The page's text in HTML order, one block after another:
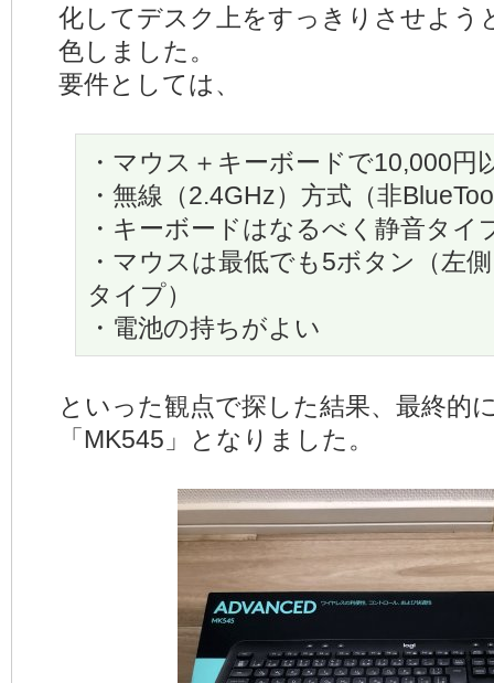
化してデスク上をすっきりさせよう
色しました。
要件としては、
・マウス＋キーボードで10,000円
・無線（2.4GHz）方式（非
・キーボードはなるべく静音タイ
・マウスは最低でも5ボタン（左
タイプ）
・電池の持ちがよい
といった観点で探した結果、最終的
「MK545」となりました。